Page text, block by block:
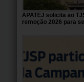
APATEJ solicita ao
remoção 2026 para